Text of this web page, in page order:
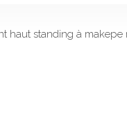
haut standing à makepe